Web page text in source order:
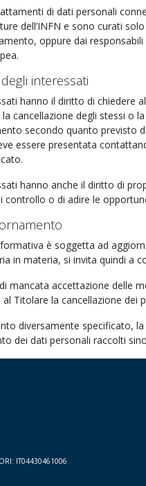
di dati personali
dell’INFN e sono curati
oppure dai responsabili
interessati
hanno il diritto di chiedere
cancellazione degli stessi o
secondo quanto previsto
essere presentata
hanno anche il diritto di
controllo o di adire le
è soggetta ad
in materia, si invita quindi a
mancata accettazione delle
al Titolare la cancellazione dei
diversamente specificato,
dei dati personali raccolti
IT04430461006